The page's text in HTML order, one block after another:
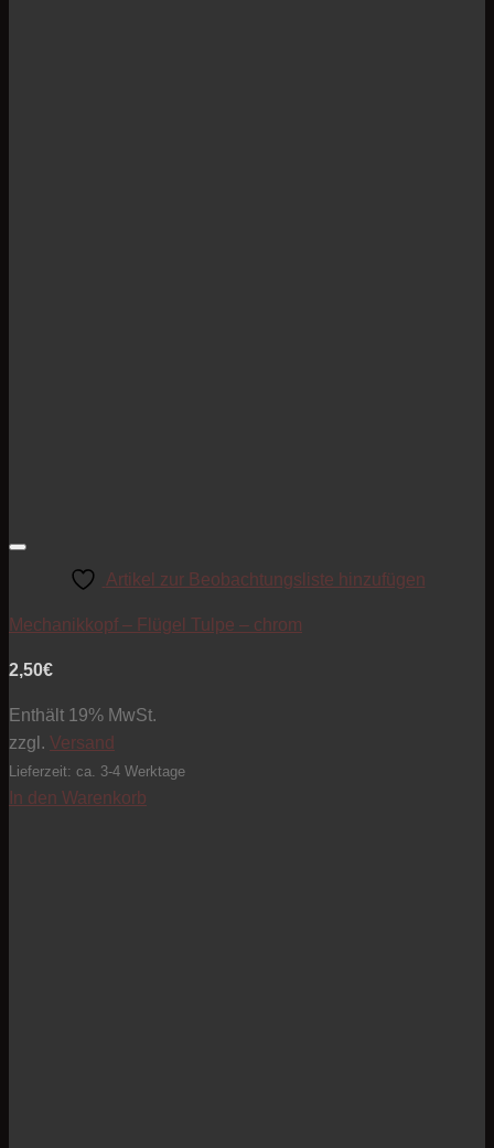
Artikel zur Beobachtungsliste hinzufügen
Mechanikkopf – Flügel Tulpe – chrom
2,50€
Enthält 19% MwSt.
zzgl. Versand
Lieferzeit: ca. 3-4 Werktage
In den Warenkorb